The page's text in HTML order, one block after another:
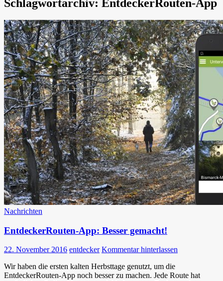
Schlagwortarchiv: EntdeckerRouten-App
Nachrichten
EntdeckerRouten-App: Besser gemacht!
22. November 2016 entdecker Kommentar hinterlassen
Wir haben die ersten kalten Herbsttage genutzt, um die
EntdeckerRouten-App noch besser zu machen. Jede Route hat